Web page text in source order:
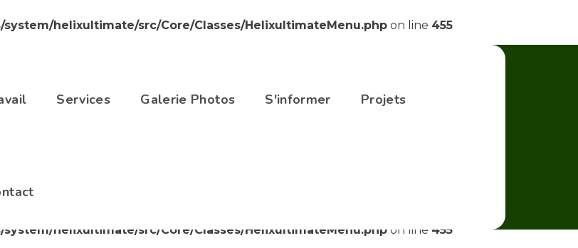
helixultimate/src/Core/Classes/HelixultimateMenu.php on line 455
system/helixultimate/src/Core/Classes/HelixultimateMenu.php
helixultimate/src/Core/Classes/HelixultimateMenu.php
helixultimate/src/Core/Classes/HelixultimateMenu.php on line 455
Services Galerie Photos S'informer Projets